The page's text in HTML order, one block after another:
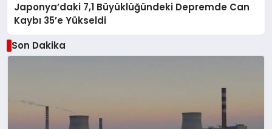
Japonya’daki 7,1 Büyüklüğündeki Depremde Can
Kaybı 35’e Yükseldi
Son Dakika